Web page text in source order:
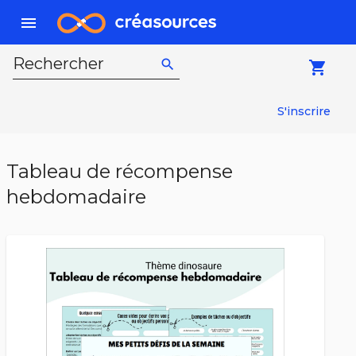
menu
Rechercher search local_grocery_store
S'inscrire
Tableau de récompense
hebdomadaire